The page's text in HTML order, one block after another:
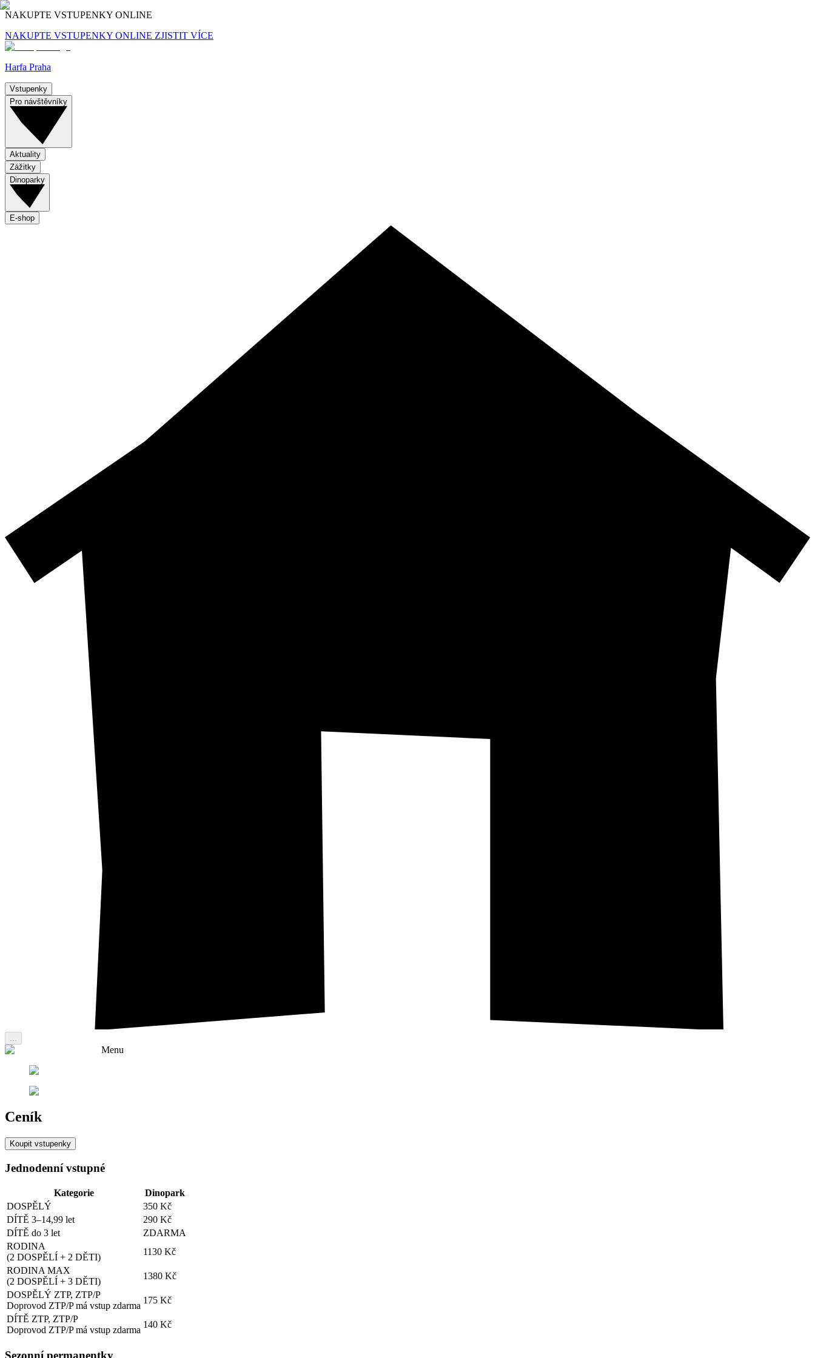
NAKUPTE VSTUPENKY ONLINE
NAKUPTE VSTUPENKY ONLINE ZJISTIT VÍCE
Harfa Praha
Vstupenky
Pro návštěvníky
Aktuality
Zážitky
Dinoparky
E-shop
Menu
Ceník
Koupit vstupenky
Jednodenní vstupné
Kategorie
Dinopark
DOSPĚLÝ
350 Kč
DÍTĚ 3–14,99 let
290 Kč
DÍTĚ do 3 let
ZDARMA
RODINA
(2 DOSPĚLÍ + 2 DĚTI)
1130 Kč
RODINA MAX
(2 DOSPĚLÍ + 3 DĚTI)
1380 Kč
DOSPĚLÝ ZTP, ZTP/P
Doprovod ZTP/P má vstup zdarma
175 Kč
DÍTĚ ZTP, ZTP/P
Doprovod ZTP/P má vstup zdarma
140 Kč
Sezonní permanentky